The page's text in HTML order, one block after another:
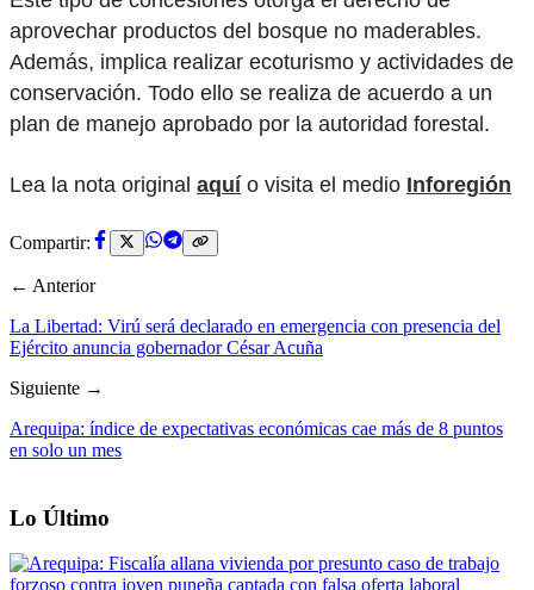
aprovechar productos del bosque no maderables.
Además, implica realizar ecoturismo y actividades de
conservación. Todo ello se realiza de acuerdo a un
plan de manejo aprobado por la autoridad forestal.
Lea la nota original aquí o visita el medio Inforegión
Compartir:
← Anterior
La Libertad: Virú será declarado en emergencia con presencia del
Ejército anuncia gobernador César Acuña
Siguiente →
Arequipa: índice de expectativas económicas cae más de 8 puntos
en solo un mes
Lo Último